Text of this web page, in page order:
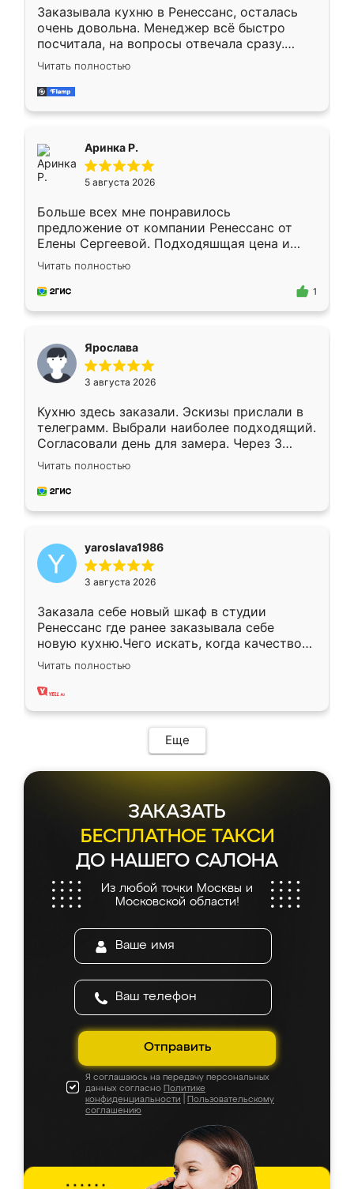
Заказывала кухню в Ренессанс, осталась
очень довольна. Менеджер всё быстро
посчитала, на вопросы отвечала сразу.
Замерщик приехал в субботу, подошёл к
делу со всей ответственностью. Собрали
за день, ребята работали аккуратно, даже
Читать полностью
Аринка Р.
5 августа 2026
Больше всех мне понравилось
предложение от компании Ренессанс от
Елены Сергеевой. Подходяшщая цена и
короткие сроки изготовления. Приехавший
для замера сотрудник Владислав
предложил по моему эскизу самый
Читать полностью
1
Ярослава
3 августа 2026
Кухню здесь заказали. Эскизы прислали в
телеграмм. Выбрали наиболее подходящий.
Согласовали день для замера. Через 3
недели кухня была уже готова. Остались
довольны работой. Спасибо Ренессанс
мебель за качественную работу!
Читать полностью
yaroslava1986
3 августа 2026
Заказала себе новый шкаф в студии
Ренессанс где ранее заказывала себе
новую кухню.Чего искать, когда качеством
вполне довольна. Служит кухня уже почти
два года, нареканий нет.
Читать полностью
Еще
ЗАКАЗАТЬ
БЕСПЛАТНОЕ ТАКСИ
ДО НАШЕГО САЛОНА
Из любой точки Москвы и
Московской области!
Отправить
Я соглашаюсь на передачу персональных
данных согласно Политике
конфиденциальности
Пользовательскому
соглашению